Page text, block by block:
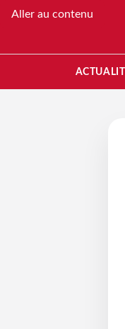
Aller au contenu